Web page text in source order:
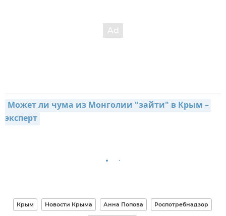
Может ли чума из Монголии "зайти" в Крым –
эксперт
Крым Новости Крыма Анна Попова Роспотребнадзор